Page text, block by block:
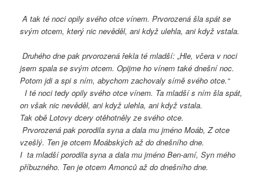
A tak té noci opily svého otce vínem. Prvorozená šla spát se
svým otcem, který nic nevěděl, ani když ulehla, ani když vstala.
Druhého dne pak prvorozená řekla té mladší: „Hle, včera v noci
jsem spala se svým otcem. Opijme ho vínem také dnešní noc.
Potom jdi a spi s ním, abychom zachovaly símě svého otce.“
I té noci tedy opily svého otce vínem. Ta mladší s ním šla spát,
on však nic nevěděl, ani když ulehla, ani když vstala.
Tak obě Lotovy dcery otěhotněly ze svého otce.
Prvorozená pak porodila syna a dala mu jméno Moáb, Z otce
vzešlý. Ten je otcem Moábských až do dnešního dne.
I ta mladší porodila syna a dala mu jméno Ben-amí, Syn mého
příbuzného. Ten je otcem Amonců až do dnešního dne.